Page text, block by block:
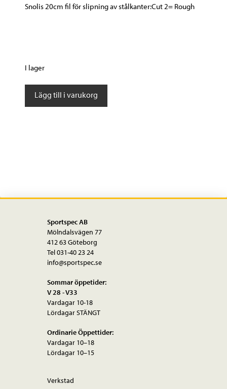
Snolis 20cm fil för slipning av stålkanter:Cut 2= Rough
I lager
SnoliLägg till i varukorg
Sportspec AB
Mölndalsvägen 77
412 63 Göteborg
Tel 031-40 23 24
info@sportspec.se
Sommar öppetider:
V 28 - V33
Vardagar 10-18
Lördagar STÄNGT
Ordinarie Öppettider:
Vardagar 10–18
Lördagar 10–15
Verkstad